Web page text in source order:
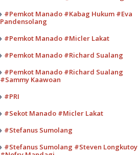
#Pemkot Manado #Kabag Hukum #Eva
Pandensolang
#Pemkot Manado #Micler Lakat
#Pemkot Manado #Richard Sualang
#Pemkot Manado #Richard Sualang
#Sammy Kaawoan
#PRI
#Sekot Manado #Micler Lakat
#Stefanus Sumolang
#Stefanus Sumolang #Steven Longkutoy